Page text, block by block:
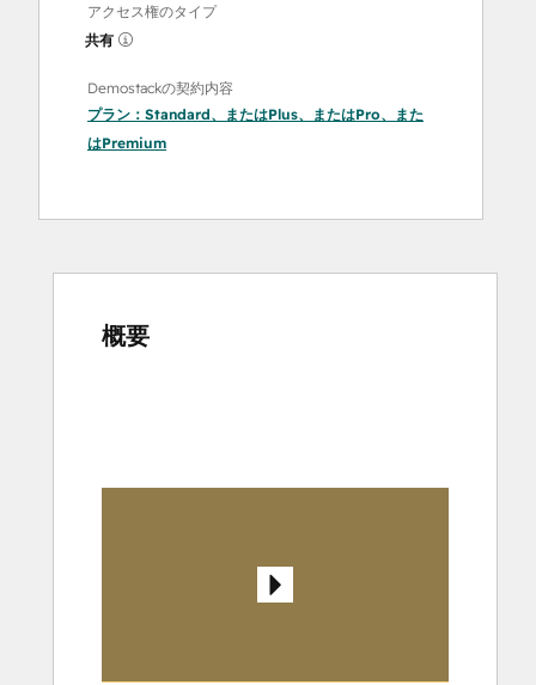
アクセス権のタイプ
共有
Demostackの契約内容
プラン： Standard、またはPlus、またはPro、また
はPremium
概要